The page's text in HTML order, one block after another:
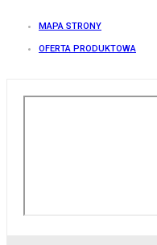
MAPA STRONY
OFERTA PRODUKTOWA